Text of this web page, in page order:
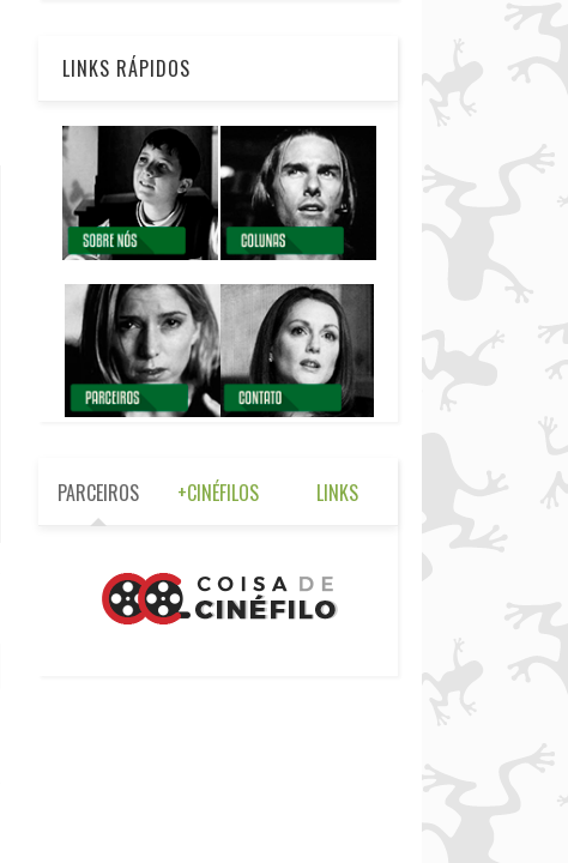
LINKS RÁPIDOS
PARCEIROS +CINÉFILOS LINKS